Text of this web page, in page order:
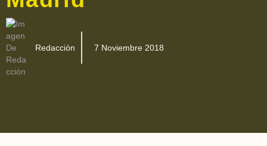
Redacción 7 Noviembre 2018